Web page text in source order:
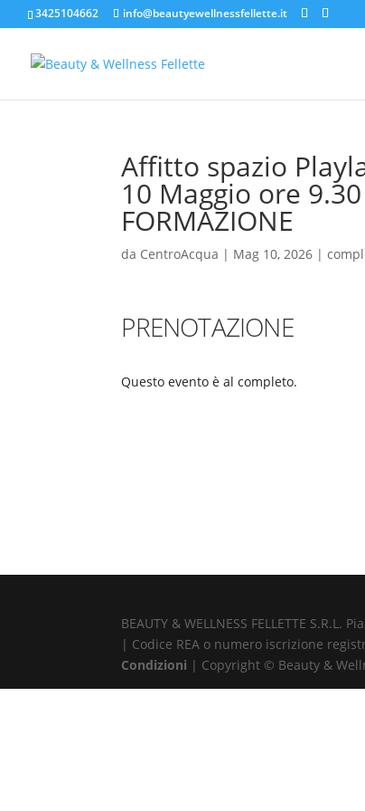
3425104662 info@beautyewellnessfellette.it
Affitto spazio
10 Maggio ore 9.30
FORMAZIONE
da CentroAcqua | Mag 10, 2026 |
PRENOTAZIONE
Questo evento è al completo.
BEAUTY & WELLNESS FELLETTE
| Codice REA o numero iscrizione
Condizioni | Copyright © Beauty &